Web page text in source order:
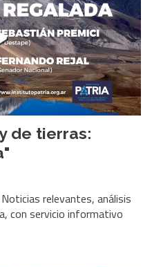
de tierras:
relevantes, análisis
con servicio informativo